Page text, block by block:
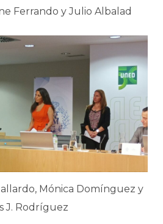
Ferrando y Julio Albalad
Mónica Domínguez y
J. Rodríguez